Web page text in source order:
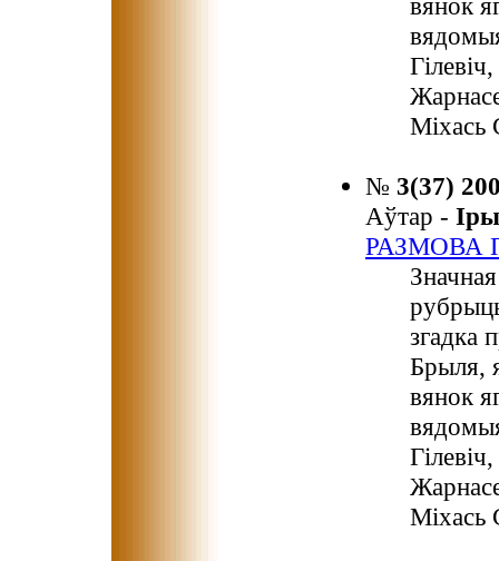
Міхась
№ 3(37)
Аўтар -
РАЗМОВА
згадка
Брыля,
вянок
Міхась